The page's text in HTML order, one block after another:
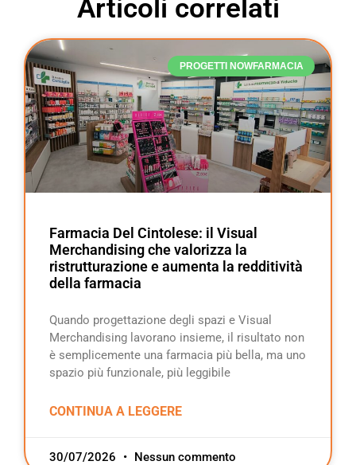
Articoli correlati
PROGETTI NOWFARMACIA
Farmacia Del Cintolese: il Visual
Merchandising che valorizza la
ristrutturazione e aumenta la redditività
della farmacia
Quando progettazione degli spazi e Visual
Merchandising lavorano insieme, il risultato non
è semplicemente una farmacia più bella, ma uno
spazio più funzionale, più leggibile
CONTINUA A LEGGERE
30/07/2026 Nessun commento